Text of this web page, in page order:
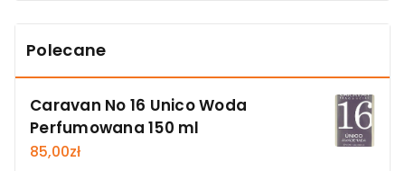
Polecane
Caravan No 16 Unico Woda
Perfumowana 150 ml
85,00zł